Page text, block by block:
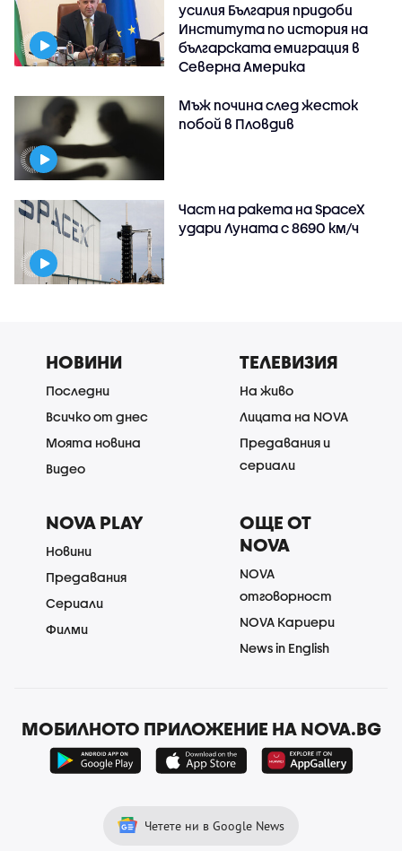
усилия България придоби
Института по история на
българската емиграция в
Северна Америка
Мъж почина след жесток
побой в Пловдив
Част на ракета на SpaceX
удари Луната с 8690 км/ч
НОВИНИ
Последни
Всичко от днес
Моята новина
Видео
ТЕЛЕВИЗИЯ
На живо
Лицата на NOVA
Предавания и
сериали
NOVA PLAY
Новини
Предавания
Сериали
Филми
ОЩЕ ОТ
NOVA
NOVA
отговорност
NOVA Кариери
News in English
МОБИЛНОТО ПРИЛОЖЕНИЕ НА NOVA.BG
Четете ни в Google News